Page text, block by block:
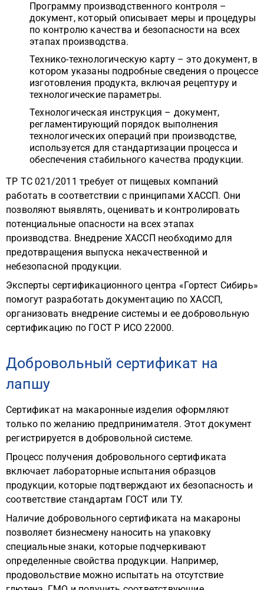
Программу производственного контроля –
документ, который описывает меры и процедуры
по контролю качества и безопасности на всех
этапах производства.
Технико-технологическую карту – это документ, в
котором указаны подробные сведения о процессе
изготовления продукта, включая рецептуру и
технологические параметры.
Технологическая инструкция – документ,
регламентирующий порядок выполнения
технологических операций при производстве,
используется для стандартизации процесса и
обеспечения стабильного качества продукции.
ТР ТС 021/2011 требует от пищевых компаний
работать в соответствии с принципами ХАССП. Они
позволяют выявлять, оценивать и контролировать
потенциальные опасности на всех этапах
производства. Внедрение ХАССП необходимо для
предотвращения выпуска некачественной и
небезопасной продукции.
Эксперты сертификационного центра «Гортест Сибирь»
помогут разработать документацию по ХАССП,
организовать внедрение системы и ее добровольную
сертификацию по ГОСТ Р ИСО 22000.
Добровольный сертификат на
лапшу
Сертификат на макаронные изделия оформляют
только по желанию предпринимателя. Этот документ
регистрируется в добровольной системе.
Процесс получения добровольного сертификата
включает лабораторные испытания образцов
продукции, которые подтверждают их безопасность и
соответствие стандартам ГОСТ или ТУ.
Наличие добровольного сертификата на макароны
позволяет бизнесмену наносить на упаковку
специальные знаки, которые подчеркивают
определенные свойства продукции. Например,
продовольствие можно испытать на отсутствие